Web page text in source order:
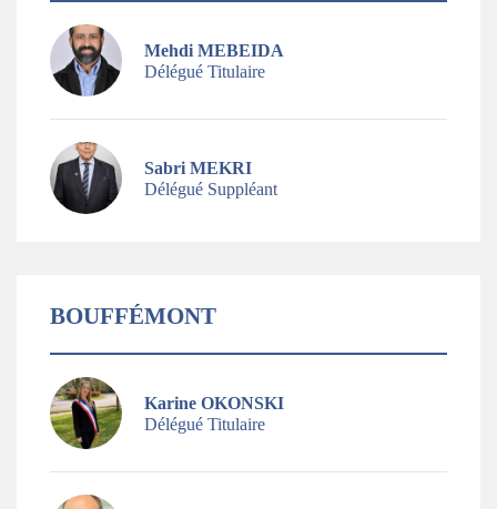
Mehdi MEBEIDA
Délégué Titulaire
Sabri MEKRI
Délégué Suppléant
BOUFFÉMONT
Karine OKONSKI
Délégué Titulaire